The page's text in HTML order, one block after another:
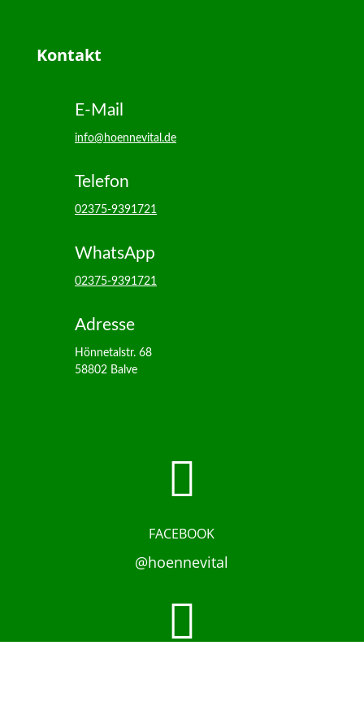
Kontakt
E-Mail
info@hoennevital.de
Telefon
02375-9391721
WhatsApp
02375-9391721
Adresse
Hönnetalstr. 68
58802 Balve

FACEBOOK
@hoennevital
